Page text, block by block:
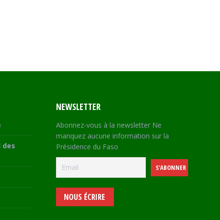
des
NEWSLETTER
Abonnez-vous à la newsletter Ne
manquez aucune information sur la
Présidence du Faso
NOUS ÉCRIRE